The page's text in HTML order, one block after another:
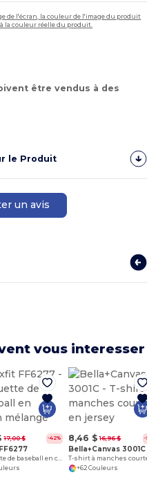
de l'écran, la couleur de l'image du produit
la couleur réelle du produit.
être vendus à des
le Produit
un avis
vous interesser
17,00 $ -42% 8,46 $ 16,96 $ -50%
Bella+Canvas 3001C
+62 Couleurs